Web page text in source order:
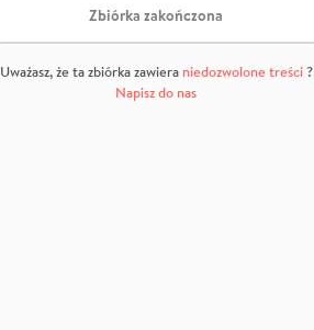
Zbiórka zakończona
Uważasz, że ta zbiórka zawiera niedozwolone treści?
Napisz do nas